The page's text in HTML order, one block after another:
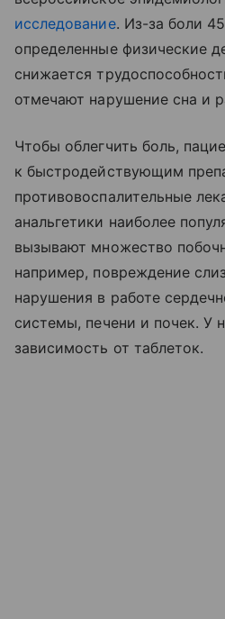
исследование. Из-за боли
определенные физические
снижается
отмечают нарушение сна и
Чтобы облегчить боль,
к быстродействующим
противовоспалительные
анальгетики наиболее
вызывают множество
например, повреждение
нарушения в работе
системы, печени и почек. У
зависимость от таблеток.